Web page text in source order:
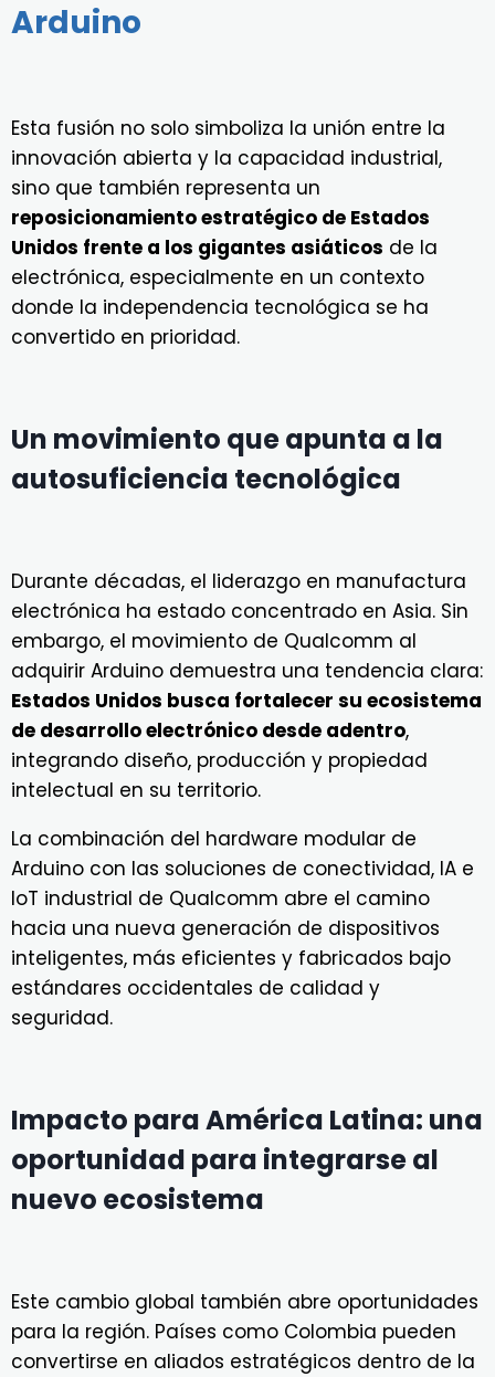
Arduino
Esta fusión no solo simboliza la unión entre la
innovación abierta y la capacidad industrial,
sino que también representa un
reposicionamiento estratégico de Estados
Unidos frente a los gigantes asiáticos de la
electrónica, especialmente en un contexto
donde la independencia tecnológica se ha
convertido en prioridad.
Un movimiento que apunta a la
autosuficiencia tecnológica
Durante décadas, el liderazgo en manufactura
electrónica ha estado concentrado en Asia. Sin
embargo, el movimiento de Qualcomm al
adquirir Arduino demuestra una tendencia clara:
Estados Unidos busca fortalecer su ecosistema
de desarrollo electrónico desde adentro,
integrando diseño, producción y propiedad
intelectual en su territorio.
La combinación del hardware modular de
Arduino con las soluciones de conectividad, IA e
IoT industrial de Qualcomm abre el camino
hacia una nueva generación de dispositivos
inteligentes, más eficientes y fabricados bajo
estándares occidentales de calidad y
seguridad.
Impacto para América Latina: una
oportunidad para integrarse al
nuevo ecosistema
Este cambio global también abre oportunidades
para la región. Países como Colombia pueden
convertirse en aliados estratégicos dentro de la